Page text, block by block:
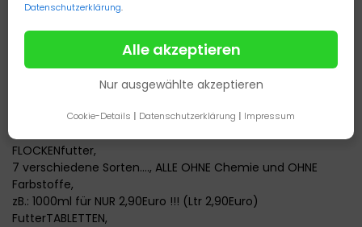
Datenschutzerklärung.
Alle akzeptieren
Nur ausgewählte akzeptieren
Cookie-Details | Datenschutzerklärung | Impressum
Ltr Wasser,
man benötigt vorbeugend pro MONAT 10ml Algen-KILLER je
bei ALGEN-BEFALL .........:
PRO WOCHE 10ml Algen-KILLER je 100 Ltr Wasser,
Ltr Wasser !!
FLOCKENfutter,
7 verschiedene Sorten...., ALLE OHNE Chemie und OHNE
Farbstoffe,
zB.: 1000ml für NUR 2,90Euro !!! (Ltr 2,90Euro)
FutterTABLETTEN,